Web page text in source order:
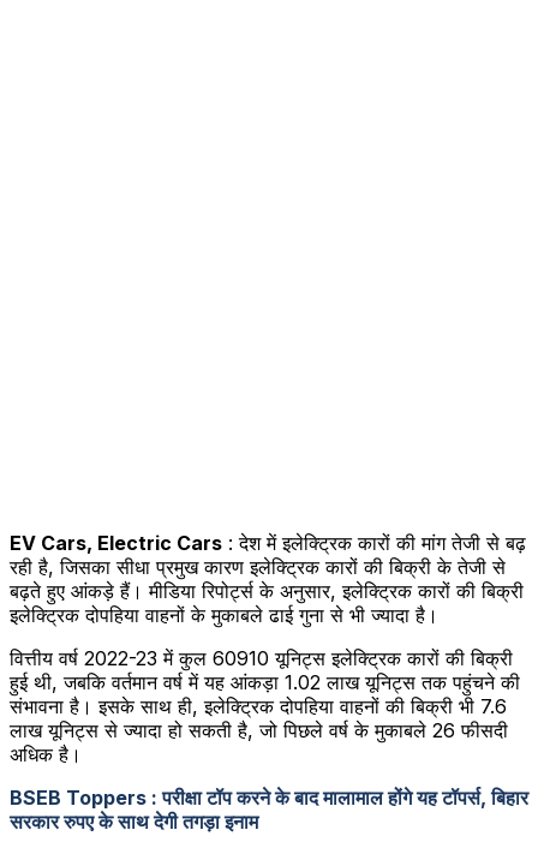
EV Cars, Electric Cars : देश में इलेक्ट्रिक कारों की मांग तेजी से बढ़
रही है, जिसका सीधा प्रमुख कारण इलेक्ट्रिक कारों की बिक्री के तेजी से
बढ़ते हुए आंकड़े हैं। मीडिया रिपोर्ट्स के अनुसार, इलेक्ट्रिक कारों की बिक्री
इलेक्ट्रिक दोपहिया वाहनों के मुकाबले ढाई गुना से भी ज्यादा है।
वित्तीय वर्ष 2022-23 में कुल 60910 यूनिट्स इलेक्ट्रिक कारों की बिक्री
हुई थी, जबकि वर्तमान वर्ष में यह आंकड़ा 1.02 लाख यूनिट्स तक पहुंचने की
संभावना है। इसके साथ ही, इलेक्ट्रिक दोपहिया वाहनों की बिक्री भी 7.6
लाख यूनिट्स से ज्यादा हो सकती है, जो पिछले वर्ष के मुकाबले 26 फीसदी
अधिक है।
BSEB Toppers : परीक्षा टॉप करने के बाद मालामाल होंगे यह टॉपर्स, बिहार
सरकार रुपए के साथ देगी तगड़ा इनाम